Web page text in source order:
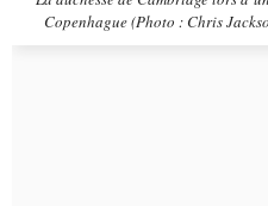
Copenhague (Photo : Chris